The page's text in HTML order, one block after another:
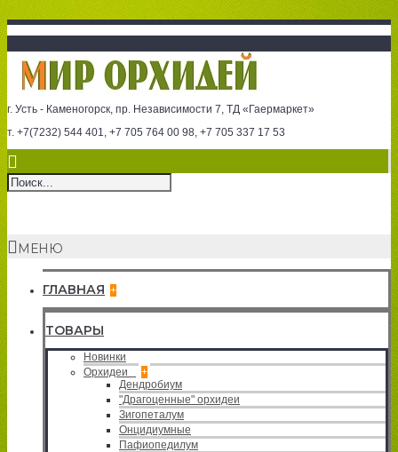
г. Усть - Каменогорск, пр. Независимости 7, ТД «Гаермаркет»
т. +7(7232) 544 401, +7 705 764 00 98, +7 705 337 17 53
МЕНЮ
ГЛАВНАЯ +
ТОВАРЫ
Новинки
Орхидеи
+
Дендробиум
"Драгоценные" орхидеи
Зигопеталум
Онцидиумные
Пафиопедилум